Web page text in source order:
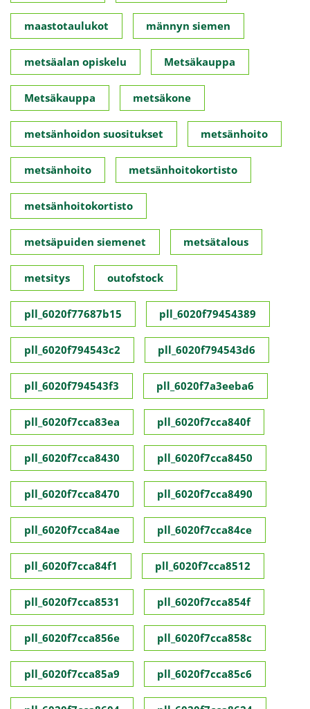
maastotaulukot männyn siemen
metsäalan opiskelu Metsäkauppa
Metsäkauppa metsäkone
metsänhoidon suositukset metsänhoito
metsänhoito metsänhoitokortisto
metsänhoitokortisto
metsäpuiden siemenet metsätalous
metsitys outofstock
pll_6020f77687b15 pll_6020f79454389
pll_6020f794543c2 pll_6020f794543d6
pll_6020f794543f3 pll_6020f7a3eeba6
pll_6020f7cca83ea pll_6020f7cca840f
pll_6020f7cca8430 pll_6020f7cca8450
pll_6020f7cca8470 pll_6020f7cca8490
pll_6020f7cca84ae pll_6020f7cca84ce
pll_6020f7cca84f1 pll_6020f7cca8512
pll_6020f7cca8531 pll_6020f7cca854f
pll_6020f7cca856e pll_6020f7cca858c
pll_6020f7cca85a9 pll_6020f7cca85c6